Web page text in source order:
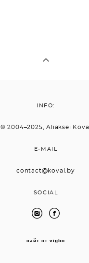
INFO:
© 2004–2025, Aliaksei Koval
E-MAIL
contact@koval.by
SOCIAL
сайт от vigbo